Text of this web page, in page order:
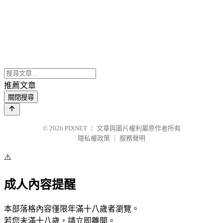
推薦文章
關閉搜尋
© 2026 PIXNET
文章與圖片權利屬原作者所有
隱私權政策
服務聲明
⚠️
成人內容提醒
本部落格內容僅限年滿十八歲者瀏覽。
若您未滿十八歲，請立即離開。